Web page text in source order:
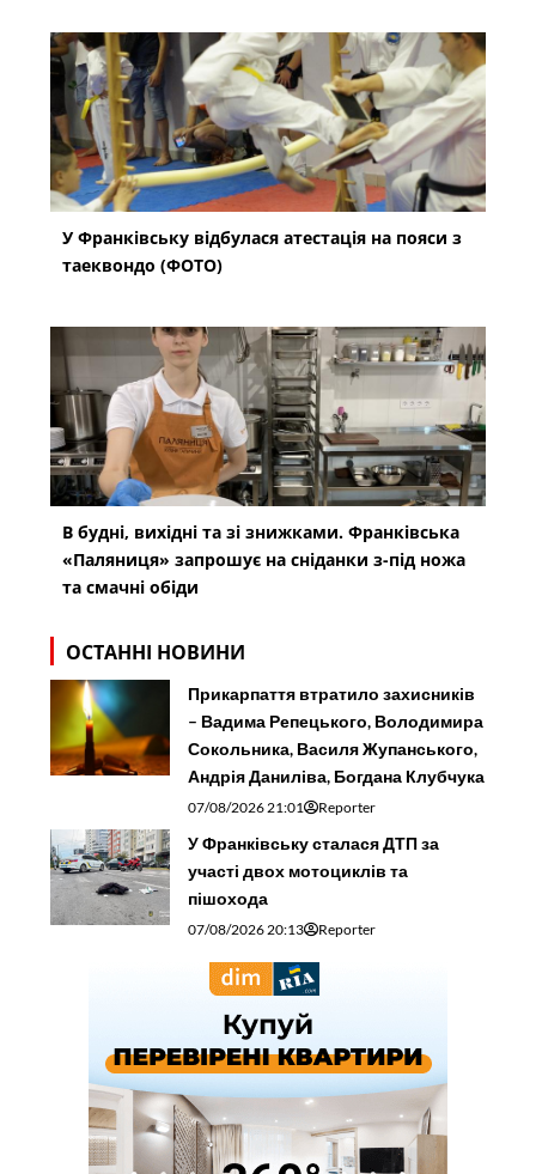
У Франківську відбулася атестація на пояси з
таеквондо (ФОТО)
В будні, вихідні та зі знижками. Франківська
«Паляниця» запрошує на сніданки з-під ножа
та смачні обіди
ОСТАННІ НОВИНИ
Прикарпаття втратило захисників
– Вадима Репецького, Володимира
Сокольника, Василя Жупанського,
Андрія Даниліва, Богдана Клубчука
07/08/2026 21:01 Reporter
У Франківську сталася ДТП за
участі двох мотоциклів та
пішохода
07/08/2026 20:13 Reporter